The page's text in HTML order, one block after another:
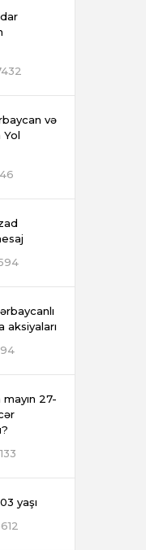
və
Yol
aksiyaları
27-
yaşı